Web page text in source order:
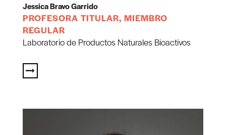
Jessica Bravo Garrido
PROFESORA TITULAR, MIEMBRO
REGULAR
Laboratorio de Productos Naturales Bioactivos